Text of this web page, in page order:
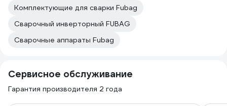
Комплектующие для сварки Fubag
Сварочный инверторный FUBAG
Сварочные аппараты Fubag
Сервисное обслуживание
Гарантия производителя 2 года